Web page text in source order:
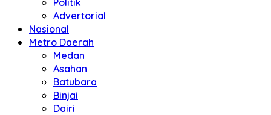
Politik
Advertorial
Nasional
Metro Daerah
Medan
Asahan
Batubara
Binjai
Dairi